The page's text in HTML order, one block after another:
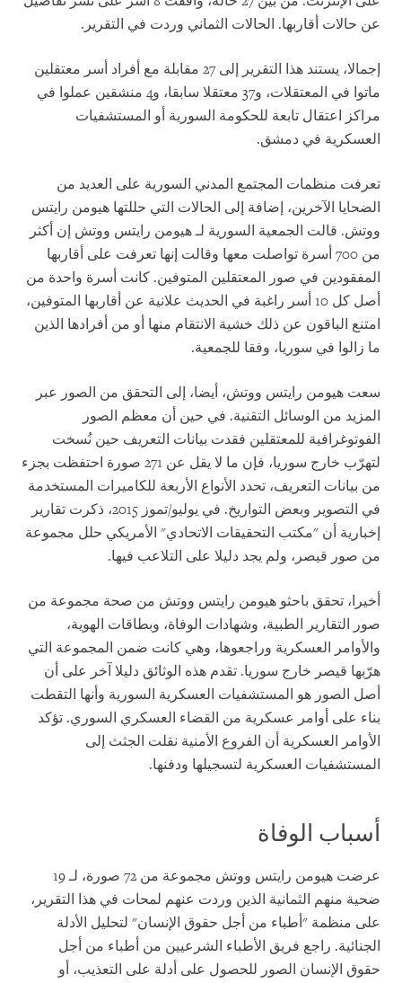
عن حالات أقاربها. الحالات الثماني وردت في التقرير.
إجمالا، يستند هذا التقرير إلى 27 مقابلة مع أفراد أسر معتقلين
ماتوا في المعتقلات، و37 معتقلا سابقا، و4 منشقين عملوا في
مراكز اعتقال تابعة للحكومة السورية أو المستشفيات
العسكرية في دمشق.
تعرفت منظمات المجتمع المدني السورية على العديد من
الضحايا الآخرين، إضافة إلى الحالات التي حللتها هيومن رايتس
ووتش. قالت الجمعية السورية لـ هيومن رايتس ووتش إن أكثر
من 700 أسرة تواصلت معها وقالت إنها تعرفت على أقاربها
المفقودين في صور المعتقلين المتوفين. كانت أسرة واحدة من
أصل كل 10 أسر راغبة في الحديث علانية عن أقاربها المتوفين،
امتنع الباقون عن ذلك خشية الانتقام منها أو من أفرادها الذين
ما زالوا في سوريا، وفقا للجمعية.
سعت هيومن رايتس ووتش، أيضا، إلى التحقق من الصور عبر
المزيد من الوسائل التقنية. في حين أن معظم الصور
الفوتوغرافية للمعتقلين فقدت بيانات التعريف حين نُسخت
لتهرّب خارج سوريا، فإن ما لا يقل عن 271 صورة احتفظت بجزء
من بيانات التعريف، تحدد الأنواع الأربعة للكاميرات المستخدمة
في التصوير وبعض التواريخ. في يوليو/تموز 2015، ذكرت تقارير
إخبارية أن "مكتب التحقيقات الاتحادي" الأمريكي حلل مجموعة
من صور قيصر، ولم يجد دليلا على التلاعب فيها.
أخيرا، تحقق باحثو هيومن رايتس ووتش من صحة مجموعة من
صور التقارير الطبية، وشهادات الوفاة، وبطاقات الهوية،
والأوامر العسكرية وراجعوها، وهي كانت ضمن المجموعة التي
هرّبها قيصر خارج سوريا. تقدم هذه الوثائق دليلا آخر على أن
أصل الصور هو المستشفيات العسكرية السورية وأنها التقطت
بناء على أوامر عسكرية من القضاء العسكري السوري. تؤكد
الأوامر العسكرية أن الفروع الأمنية نقلت الجثث إلى
المستشفيات العسكرية لتسجيلها ودفنها.
أسباب الوفاة
عرضت هيومن رايتس ووتش مجموعة من 72 صورة، لـ 19
ضحية منهم الثمانية الذين وردت عنهم لمحات في هذا التقرير،
على منظمة "أطباء من أجل حقوق الإنسان" لتحليل الأدلة
الجنائية. راجع فريق الأطباء الشرعيين من أطباء من أجل
حقوق الإنسان الصور للحصول على أدلة على التعذيب، أو